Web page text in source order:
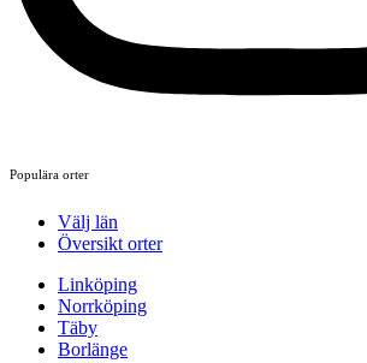
Populära orter
Välj län
Översikt orter
Linköping
Norrköping
Täby
Borlänge